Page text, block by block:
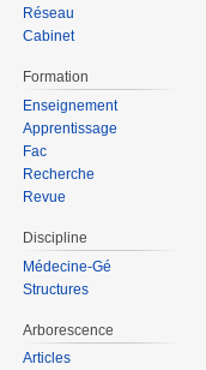
Réseau
Cabinet
Formation
Enseignement
Apprentissage
Fac
Recherche
Revue
Discipline
Médecine-Gé
Structures
Arborescence
Articles